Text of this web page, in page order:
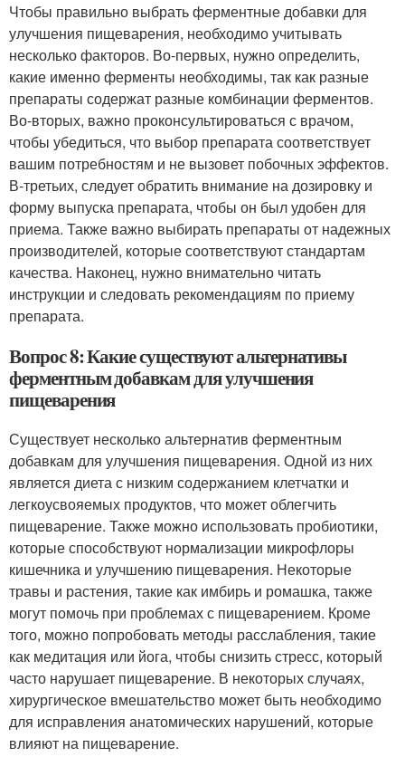
Чтобы правильно выбрать ферментные добавки для
улучшения пищеварения, необходимо учитывать
несколько факторов. Во-первых, нужно определить,
какие именно ферменты необходимы, так как разные
препараты содержат разные комбинации ферментов.
Во-вторых, важно проконсультироваться с врачом,
чтобы убедиться, что выбор препарата соответствует
вашим потребностям и не вызовет побочных эффектов.
В-третьих, следует обратить внимание на дозировку и
форму выпуска препарата, чтобы он был удобен для
приема. Также важно выбирать препараты от надежных
производителей, которые соответствуют стандартам
качества. Наконец, нужно внимательно читать
инструкции и следовать рекомендациям по приему
препарата.
Вопрос 8: Какие существуют альтернативы
ферментным добавкам для улучшения
пищеварения
Существует несколько альтернатив ферментным
добавкам для улучшения пищеварения. Одной из них
является диета с низким содержанием клетчатки и
легкоусвояемых продуктов, что может облегчить
пищеварение. Также можно использовать пробиотики,
которые способствуют нормализации микрофлоры
кишечника и улучшению пищеварения. Некоторые
травы и растения, такие как имбирь и ромашка, также
могут помочь при проблемах с пищеварением. Кроме
того, можно попробовать методы расслабления, такие
как медитация или йога, чтобы снизить стресс, который
часто нарушает пищеварение. В некоторых случаях,
хирургическое вмешательство может быть необходимо
для исправления анатомических нарушений, которые
влияют на пищеварение.